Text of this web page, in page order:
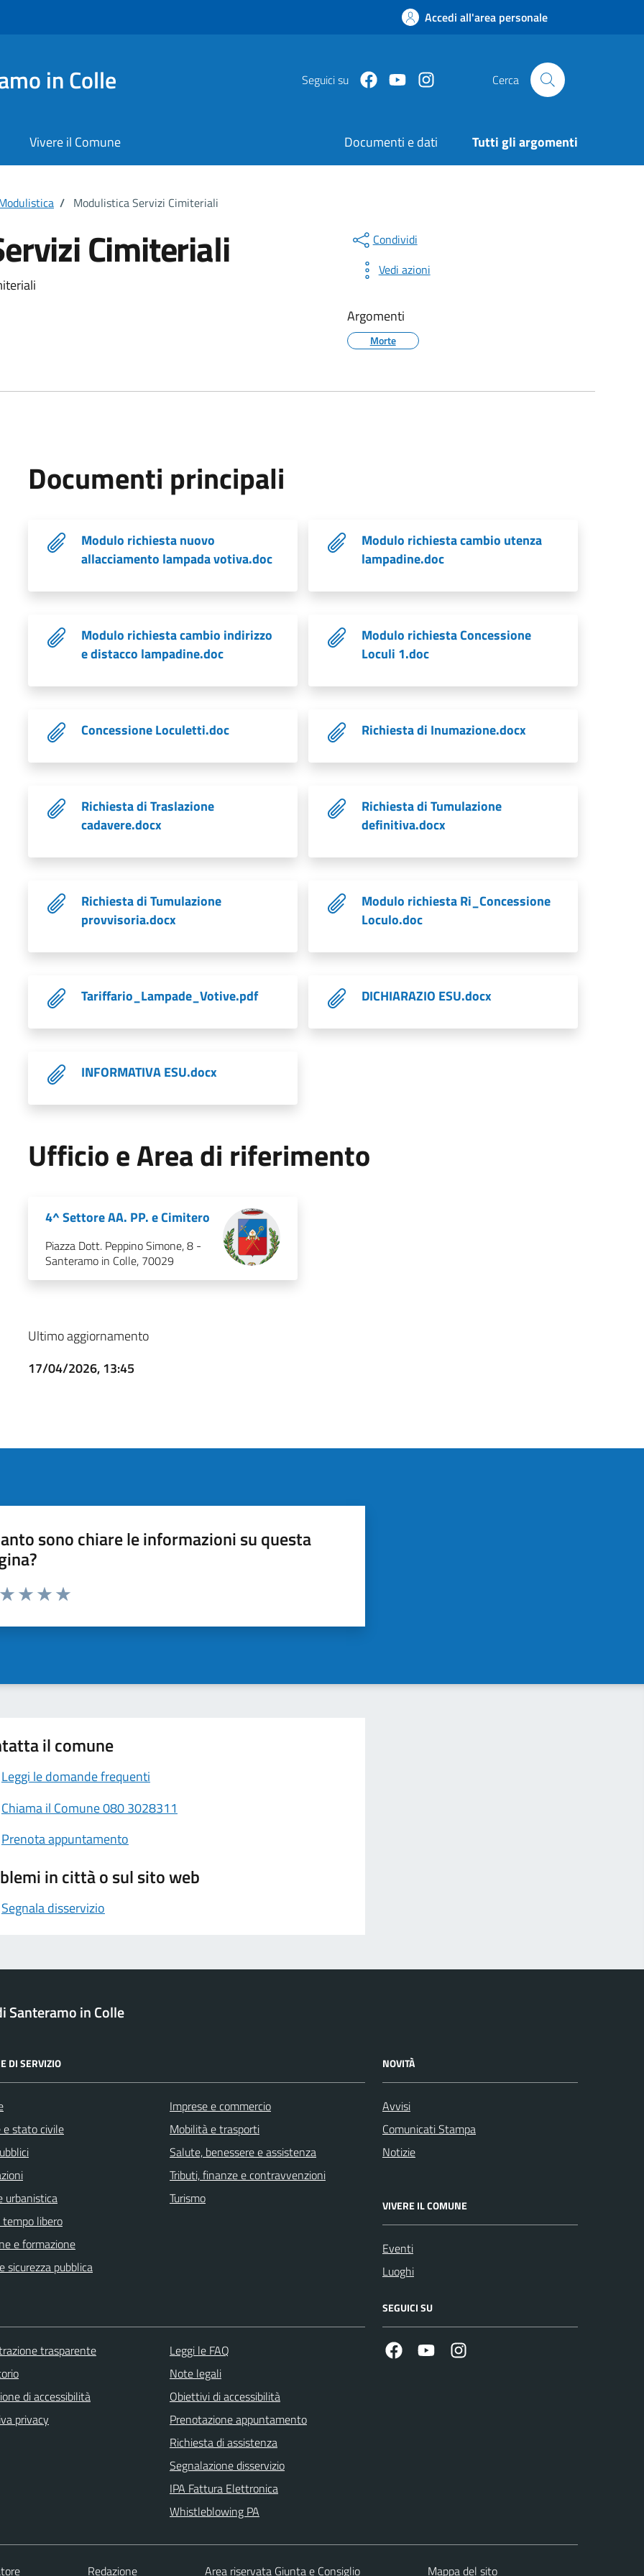
Accedi all'area personale
in Colle Seguici su FacebookYoutubeInstagram Cerca
Vivere il Comune Documenti e dati Tutti gli argomenti
/ Modulistica Servizi Cimiteriali
Cimiteriali
Condividi
Vedi azioni
Argomenti
Morte
Documenti principali
Modulo richiesta nuovo
allacciamento lampada votiva.doc
Modulo richiesta cambio utenza
lampadine.doc
Modulo richiesta cambio indirizzo
e distacco lampadine.doc
Modulo richiesta Concessione
Loculi 1.doc
Concessione Loculetti.doc Richiesta di Inumazione.docx
Richiesta di Traslazione
cadavere.docx
Richiesta di Tumulazione
definitiva.docx
Richiesta di Tumulazione
provvisoria.docx
Modulo richiesta Ri_Concessione
Loculo.doc
Tariffario_Lampade_Votive.pdf DICHIARAZIO ESU.docx
INFORMATIVA ESU.docx
Ufficio e Area di riferimento
4^ Settore AA. PP. e Cimitero
Piazza Dott. Peppino Simone, 8 -
Santeramo in Colle, 70029
Ultimo aggiornamento
17/04/2026, 13:45
sono chiare le informazioni su questa
da 1 a 5 stelle la pagina
il comune
Leggi le domande frequenti
Chiama il Comune 080 3028311
Prenota appuntamento
in città o sul sito web
Segnala disservizio
Santeramo in Colle
DI SERVIZIO
e stato civile
urbanistica
libero
e formazione
sicurezza pubblica
Imprese e commercio
Mobilità e trasporti
Salute, benessere e assistenza
Tributi, finanze e contravvenzioni
Turismo
NOVITÀ
Avvisi
Comunicati Stampa
Notizie
VIVERE IL COMUNE
Eventi
Luoghi
trasparente
di accessibilità
privacy
Leggi le FAQ
Note legali
Obiettivi di accessibilità
Prenotazione appuntamento
Richiesta di assistenza
Segnalazione disservizio
IPA Fattura Elettronica
Whistleblowing PA
SEGUICI SU
FacebookYoutube
Redazione Area riservata Giunta e Consiglio Mappa del sito